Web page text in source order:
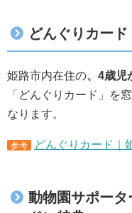
どんぐりカード
姫路市内在住の、4歳児
「どんぐりカード」を
なります。
参考 どんぐりカード｜
動物園サポー